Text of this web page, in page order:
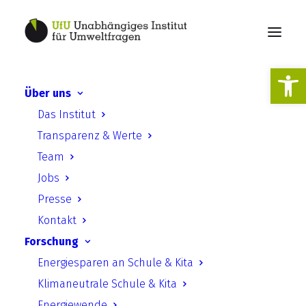
Über uns
Das Institut
Transparenz & Werte
Team
Jobs
Presse
Kontakt
Forschung
Energiesparen an Schule & Kita
Klimaneutrale Schule & Kita
kliQ 2.0:
Klimaschutzprojekte an
Schulen in Steglitz-
Zehlendorf
kliQ 2.0: